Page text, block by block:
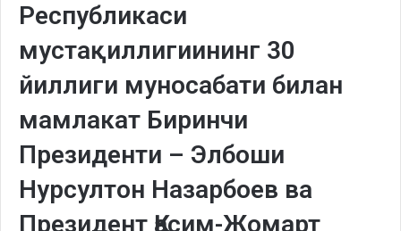
Республикаси
мустақиллигиининг 30
йиллиги муносабати билан
мамлакат Биринчи
Президенти – Элбоши
Нурсултон Назарбоев ва
Президент Қасим-Жомарт